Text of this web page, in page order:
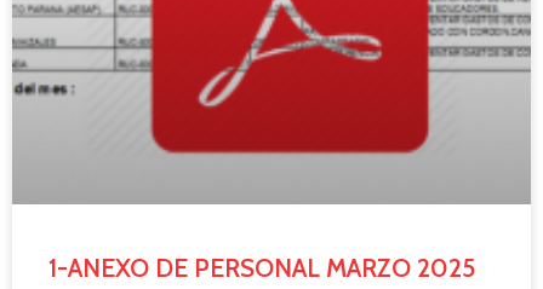
1-ANEXO DE PERSONAL MARZO 2025